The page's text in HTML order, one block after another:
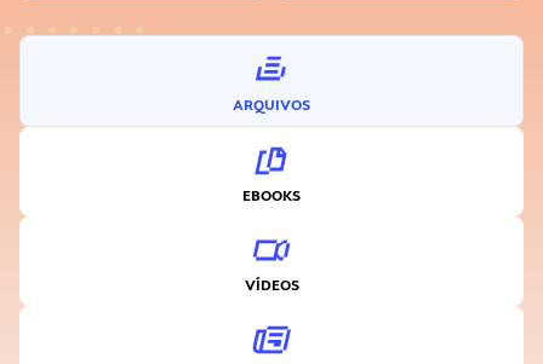
ARQUIVOS
EBOOKS
VÍDEOS